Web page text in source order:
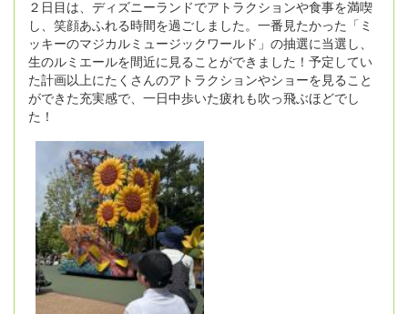
２日目は、ディズニーランドでアトラクションや食事を満喫
し、笑顔あふれる時間を過ごしました。一番見たかった「ミ
ッキーのマジカルミュージックワールド」の抽選に当選し、
生のルミエールを間近に見ることができました！予定してい
た計画以上にたくさんのアトラクションやショーを見ること
ができた充実感で、一日中歩いた疲れも吹っ飛ぶほどでし
た！